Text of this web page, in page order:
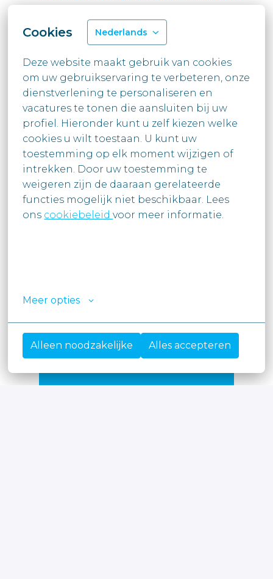
Cookies Nederlands
Deze website maakt gebruik van cookies
om uw gebruikservaring te verbeteren, onze
dienstverlening te personaliseren en
vacatures te tonen die aansluiten bij uw
profiel. Hieronder kunt u zelf kiezen welke
cookies u wilt toestaan. U kunt uw
toestemming op elk moment wijzigen of
intrekken. Door uw toestemming te
weigeren zijn de daaraan gerelateerde
functies mogelijk niet beschikbaar. Lees
ons cookiebeleid voor meer informatie.
Meer opties
Alleen noodzakelijke Alles accepteren
andere interessante voordelen.
Je komt terecht in een warme
werkomgeving waar iedereen gewoon
zichzelf kan zijn. Daarom vinden onze
medewerkers Moore Belgium “a Great
Place to Work©”.
Nog Moore over ons op www.moore.be
Braine-Le-Château
Finance & Accounting